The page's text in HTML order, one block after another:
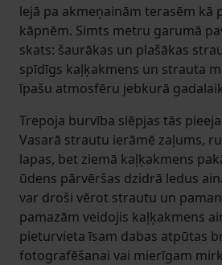
lejā pa akmeņainām terasēm kā
kāpnēm. Simts metru garumā
skats: šaurākas un plašākas
spīdīgs kaļķakmens un strauta
īpašu atmosfēru jebkurā
Trepoja burvība slēpjas tās
Vasarā strautu ierāmē zaļums,
lapas, bet ziemā kaļķakmens
ūdens pārvēršas dzidrā ledus
var droši vērot strautu un
pamazām veidojis kaļķakmens
pieturvieta īsam dabas atpūtas
fotografēšanai vai mierīgam